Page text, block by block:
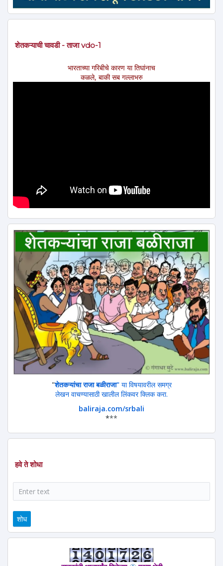
शेतकऱ्याची चावडी - ताजा vdo-1
भारताच्या गरिबीचे कारण या तिघांनाच
कळले, बाकी सब गल्लाभरु
"शेतकऱ्यांचा राजा बळीराजा"या विषयावरील समग्र
लेखन वाचण्यासाठी खालील लिंकवर क्लिक करा.
baliraja.com/srbali
***
हवे ते शोधा
शोध